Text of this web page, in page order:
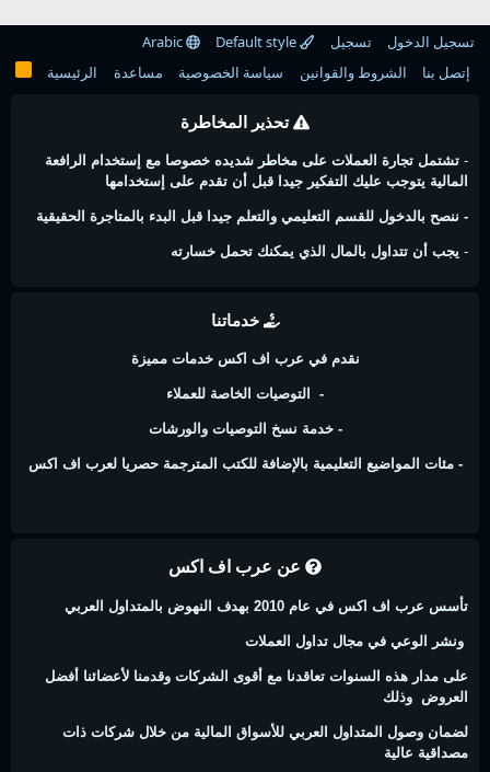
تسجيل الدخول تسجيل
Arabic
إتصل بنا
الشروط والقوانين سياسة الخصوصية مساعدة الرئيسية
تحذير المخاطرة
- تشتمل تجارة العملات على مخاطر شديده خصوصا مع إستخدام الرافعة
المالية يتوجب عليك التفكير جيدا قبل أن تقدم على إستخدامها
- ننصح بالدخول للقسم التعليمي والتعلم جيدا قبل البدء بالمتاجرة الحقيقية
- يجب أن تتداول بالمال الذي يمكنك تحمل خسارته
خدماتنا
نقدم في عرب اف اكس خدمات مميزة
- التوصيات الخاصة للعملاء
- خدمة نسخ التوصيات والورشات
- مئات المواضيع التعليمية بالإضافة للكتب المترجمة حصريا لعرب اف اكس
عن عرب اف اكس
تأسس عرب اف اكس في عام 2010 بهدف النهوض بالمتداول العربي
ونشر الوعي في مجال تداول العملات
على مدار هذه السنوات تعاقدنا مع أقوى الشركات وقدمنا لأعضائنا أفضل
العروض وذلك
لضمان وصول المتداول العربي للأسواق المالية من خلال شركات ذات
مصداقية عالية